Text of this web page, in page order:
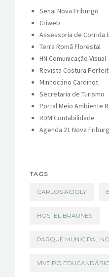
Senai Nova Friburgo
Criweb
Assessoria de Corrida
Terra Romã Florestal
HN Comunicação Visual
Revista Costura
Minhocário Cardinot
Secretaria de Turismo
Portal Meio Ambiente
RDM Contabilidade
Agenda 21 Nova
TAGS
CARLOS ACIOLY
HOSTEL BRAUNES
PARQUE MUNICIPAL
VIVEIRO